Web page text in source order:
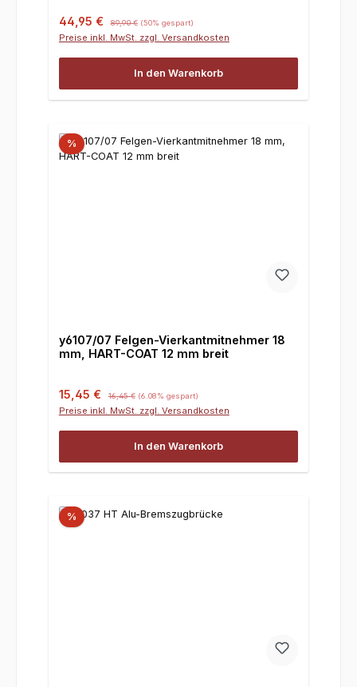
Verkaufspreis:
44,95 € 89,90 € (50% gespart)
Preise inkl. MwSt. zzgl. Versandkosten
In den Warenkorb
%
y6107/07 Felgen-Vierkantmitnehmer 18
mm, HART-COAT 12 mm breit
Verkaufspreis:
15,45 € 16,45 € (6.08% gespart)
Preise inkl. MwSt. zzgl. Versandkosten
In den Warenkorb
%